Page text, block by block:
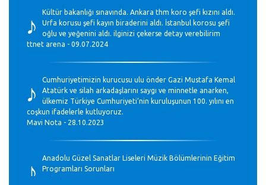
♪
Kültür bakanlığı sınavında. Ankara thm koro şefi kızını aldı.
Urfa korusu şefi kayın biraderini aldı. İstanbul korosu şefi
oğlu ve yeğenini aldı. ilginizi çekerse detay verebilirim
ttnet arena - 09.07.2024
♪
Cumhuriyetimizin kurucusu ulu önder Gazi Mustafa Kemal
Atatürk ve silah arkadaşlarını saygı ve minnetle anarken,
ülkemiz Türkiye Cumhuriyeti’nin kuruluşunun 100. yılını en
coşkun ifadelerle kutluyoruz.
Mavi Nota - 28.10.2023
♪
Anadolu Güzel Sanatlar Liseleri Müzik Bölümlerinin Eğitim
Programları Sorunları